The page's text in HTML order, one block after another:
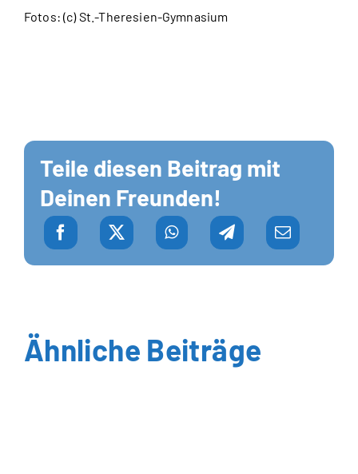
Fotos: (c) St.-Theresien-Gymnasium
Teile diesen Beitrag mit
Deinen Freunden!
Ähnliche Beiträge